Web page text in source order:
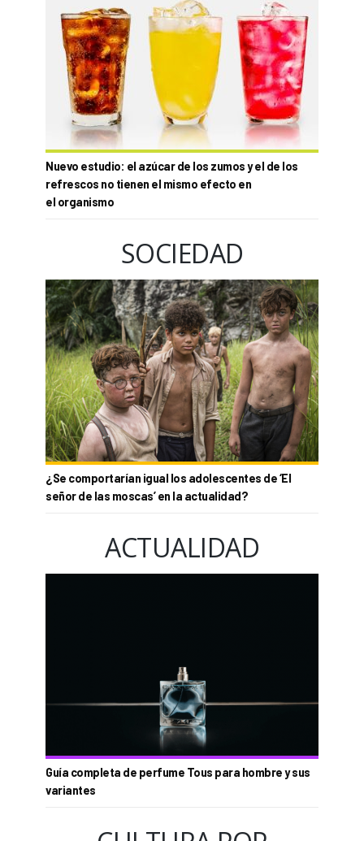
Nuevo estudio: el azúcar de los zumos y el de los
refrescos no tienen el mismo efecto en
el organismo
SOCIEDAD
¿Se comportarían igual los adolescentes de ‘El
señor de las moscas’ en la actualidad?
ACTUALIDAD
Guía completa de perfume Tous para hombre y sus
variantes